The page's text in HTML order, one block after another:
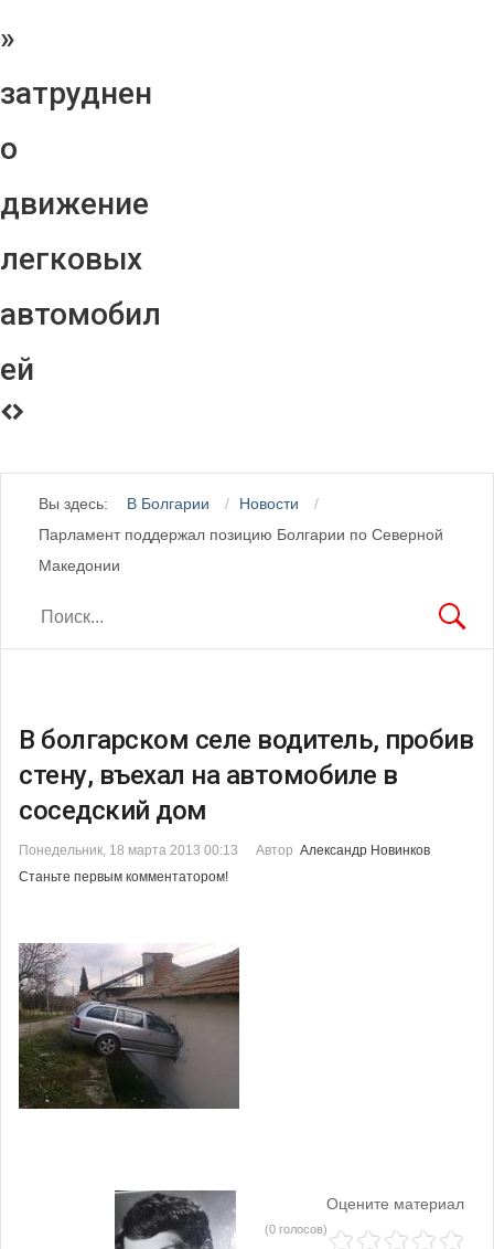
»
затруднен
о
движение
легковых
автомобил
ей
Вы здесь: В Болгарии
Новости
Парламент поддержал позицию Болгарии по Северной
Македонии
В болгарском селе водитель, пробив
стену, въехал на автомобиле в
соседский дом
Понедельник, 18 марта 2013 00:13 Автор Александр Новинков
Станьте первым комментатором!
Оцените материал
(0 голосов)